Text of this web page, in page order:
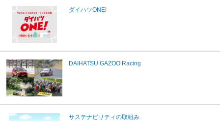
ダイハツONE!
DAIHATSU GAZOO Racing
サステナビリティの取組み